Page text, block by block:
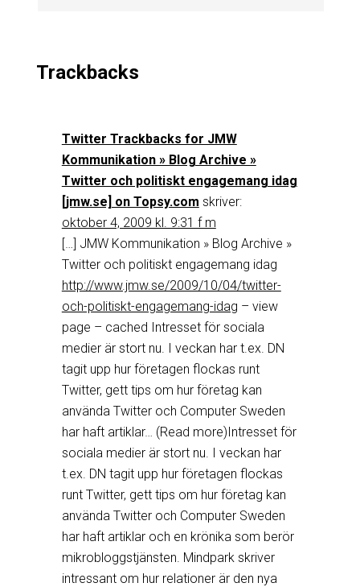
Trackbacks
Twitter Trackbacks for JMW
Kommunikation » Blog Archive »
Twitter och politiskt engagemang idag
[jmw.se] on Topsy.com skriver:
oktober 4, 2009 kl. 9:31 f m
[…] JMW Kommunikation » Blog Archive »
Twitter och politiskt engagemang idag
http://www.jmw.se/2009/10/04/twitter-
och-politiskt-engagemang-idag – view
page – cached Intresset för sociala
medier är stort nu. I veckan har t.ex. DN
tagit upp hur företagen flockas runt
Twitter, gett tips om hur företag kan
använda Twitter och Computer Sweden
har haft artiklar… (Read more)Intresset för
sociala medier är stort nu. I veckan har
t.ex. DN tagit upp hur företagen flockas
runt Twitter, gett tips om hur företag kan
använda Twitter och Computer Sweden
har haft artiklar och en krönika som berör
mikrobloggstjänsten. Mindpark skriver
intressant om hur relationer är den nya